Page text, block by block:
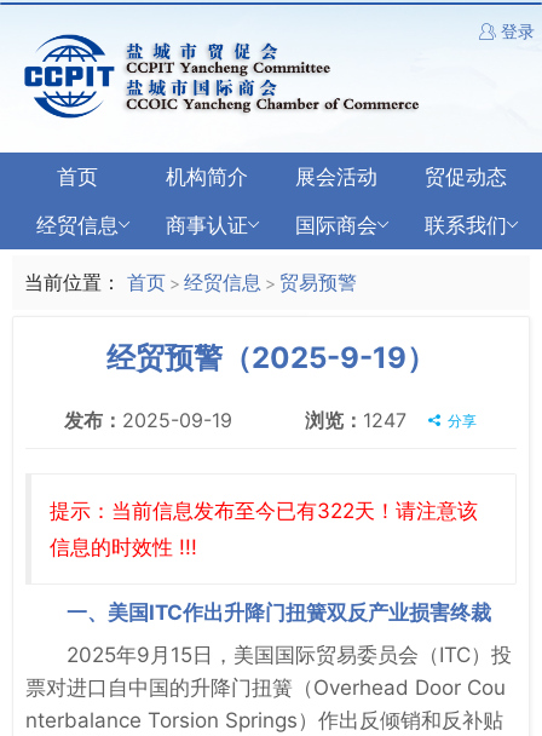
登录
首页 机构简介 展会活动
贸促动态
经贸信息
商事认证 国际商会 联系我们
当前位置： 首页 > 经贸信息 > 贸易预警
经贸预警（2025-9-19）
发布： 2025-09-19 浏览： 1247 分享
提示：当前信息发布至今已有322天！请注意该
信息的时效性 !!!
一、美国ITC作出升降门扭簧双反产业损害终裁
2025年9月15日，美国国际贸易委员会（ITC）投
票对进口自中国的升降门扭簧（Overhead Door Cou
nterbalance Torsion Springs）作出反倾销和反补贴